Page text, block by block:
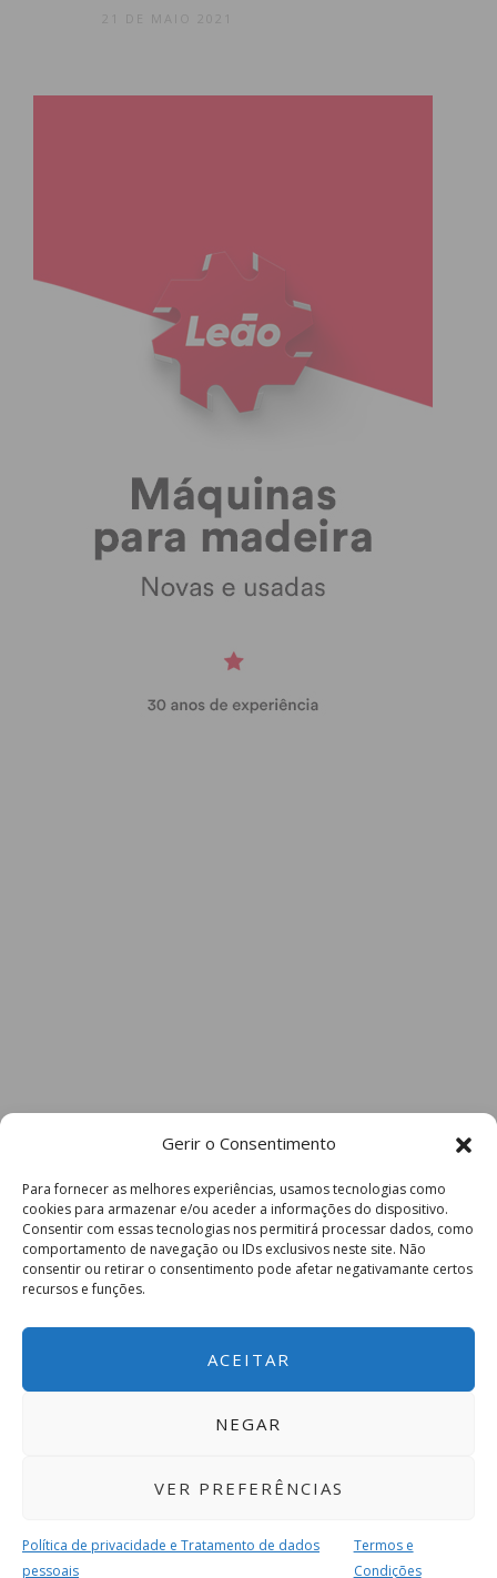
Gerir o Consentimento
Para fornecer as melhores experiências, usamos tecnologias como
cookies para armazenar e/ou aceder a informações do dispositivo.
Consentir com essas tecnologias nos permitirá processar dados, como
comportamento de navegação ou IDs exclusivos neste site. Não
consentir ou retirar o consentimento pode afetar negativamante certos
recursos e funções.
ACEITAR
NEGAR
VER PREFERÊNCIAS
Política de privacidade e Tratamento de dados
pessoais
Termos e
Condições
21 DE MAIO 2021